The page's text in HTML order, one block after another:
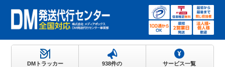
DMトラッカー
938件の
サービス一覧